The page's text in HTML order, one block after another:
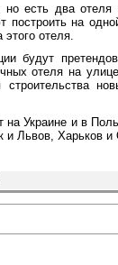
есть два
построить на
отеля.
будут
отеля на
строительства
Украине и в
Львов, Харьков и